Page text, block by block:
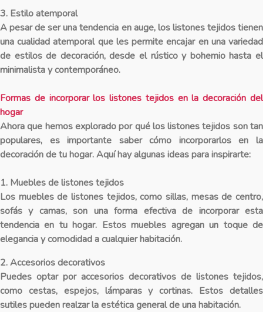
3. Estilo atemporal
A pesar de ser una tendencia en auge, los listones tejidos tienen
una cualidad atemporal que les permite encajar en una variedad
de estilos de decoración, desde el rústico y bohemio hasta el
minimalista y contemporáneo.
Formas de incorporar los listones tejidos en la decoración del
hogar
Ahora que hemos explorado por qué los listones tejidos son tan
populares, es importante saber cómo incorporarlos en la
decoración de tu hogar. Aquí hay algunas ideas para inspirarte:
1. Muebles de listones tejidos
Los muebles de listones tejidos, como sillas, mesas de centro,
sofás y camas, son una forma efectiva de incorporar esta
tendencia en tu hogar. Estos muebles agregan un toque de
elegancia y comodidad a cualquier habitación.
2. Accesorios decorativos
Puedes optar por accesorios decorativos de listones tejidos,
como cestas, espejos, lámparas y cortinas. Estos detalles
sutiles pueden realzar la estética general de una habitación.